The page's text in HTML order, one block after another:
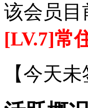
该会员目
[LV.7]常
【今天未